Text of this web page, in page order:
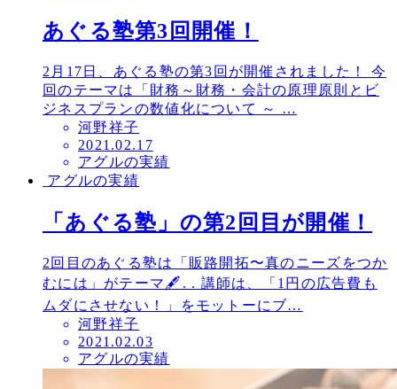
あぐる塾第3回開催！
2月17日、あぐる塾の第3回が開催されました！ 今
回のテーマは「財務～財務・会計の原理原則とビ
ジネスプランの数値化について ～ …
河野祥子
投
稿
日
2021.02.17
アグルの実績
アグルの実績
「あぐる塾」の第2回目が開催！
2回目のあぐる塾は「販路開拓〜真のニーズをつか
むには」がテーマ🖋. . 講師は、「1円の広告費も
ムダにさせない！」をモットーにブ…
河野祥子
投
稿
2021.02.03
アグルの実績